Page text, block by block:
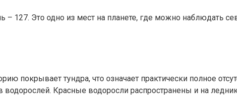
– 127. Это одно из мест на планете, где можно наблюдать
покрывает тундра, что означает практически полное
Красные водоросли распространены и на